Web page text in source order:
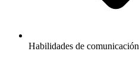
Habilidades de comunicación